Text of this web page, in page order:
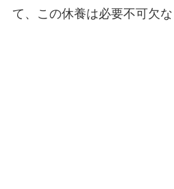
て、この休養は必要不可欠な